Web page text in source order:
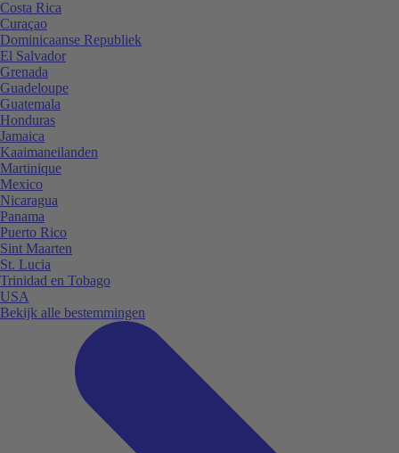
Costa Rica
Curaçao
Dominicaanse Republiek
El Salvador
Grenada
Guadeloupe
Guatemala
Honduras
Jamaica
Kaaimaneilanden
Martinique
Mexico
Nicaragua
Panama
Puerto Rico
Sint Maarten
St. Lucia
Trinidad en Tobago
USA
Bekijk alle bestemmingen